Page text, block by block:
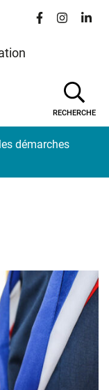
d'accessibilité
Lien vers le
Lien vers
Lien
RECHERCHE
démarches